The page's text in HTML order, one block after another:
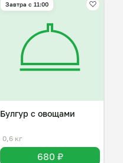
Завтра c 11:00
Булгур с овощами
0,6 кг
680 ₽